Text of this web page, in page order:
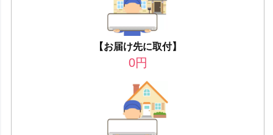
【お届け先に取付】
0円